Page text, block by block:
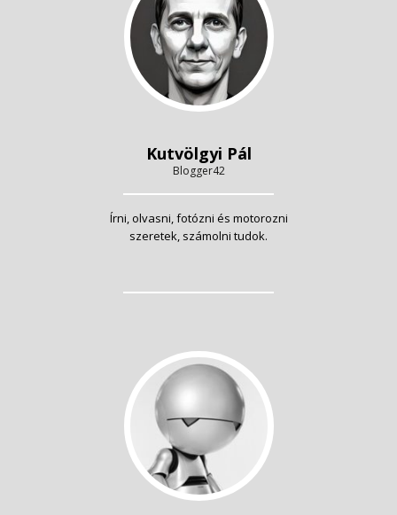
Kutvölgyi Pál
Blogger42
Írni, olvasni, fotózni és motorozni
szeretek, számolni tudok.